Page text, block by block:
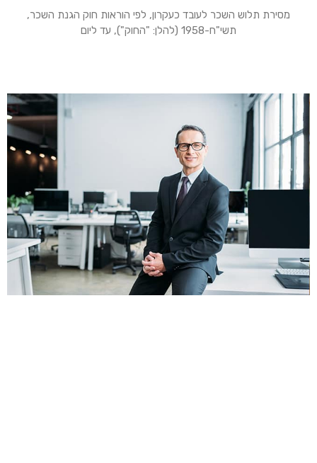
מסירת תלוש השכר לעובד כעקרון, לפי הוראות חוק הגנת השכר,
תשי"ח-1958 (להלן: "החוק"), עד ליום